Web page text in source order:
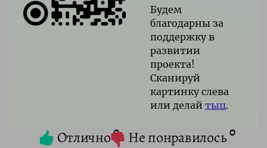
Будем
благодарны за
поддержку в
развитии
проекта!
Сканируй
картинку слева
или делай тыц.
Отлично0 Не понравилось0